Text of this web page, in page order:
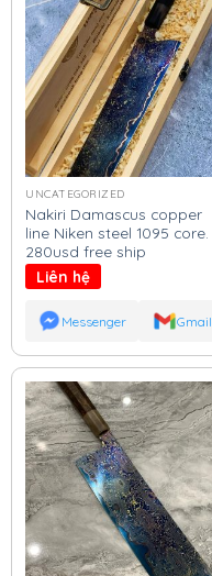
UNCATEGORIZED
Nakiri Damascus copper
line Niken steel 1095 core.
280usd free ship
Liên hệ
Messenger Gmail